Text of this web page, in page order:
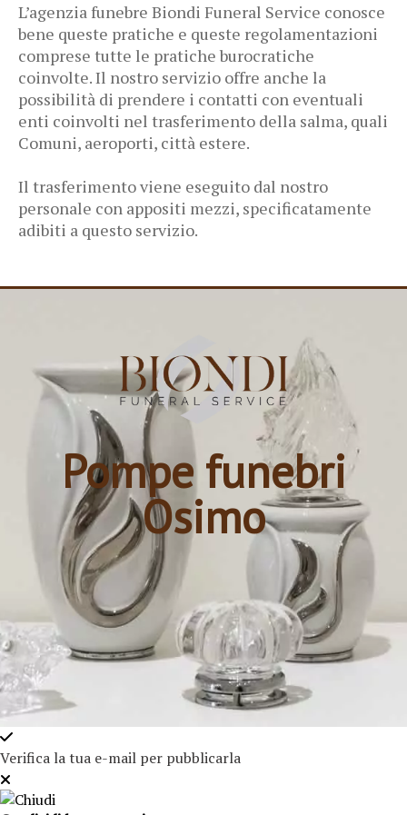
L’agenzia funebre Biondi Funeral Service conosce
bene queste pratiche e queste regolamentazioni
comprese tutte le pratiche burocratiche
coinvolte. Il nostro servizio offre anche la
possibilità di prendere i contatti con eventuali
enti coinvolti nel trasferimento della salma, quali
Comuni, aeroporti, città estere.
Il trasferimento viene eseguito dal nostro
personale con appositi mezzi, specificatamente
adibiti a questo servizio.
Pompe funebri
Osimo
Verifica la tua e-mail per pubblicarla